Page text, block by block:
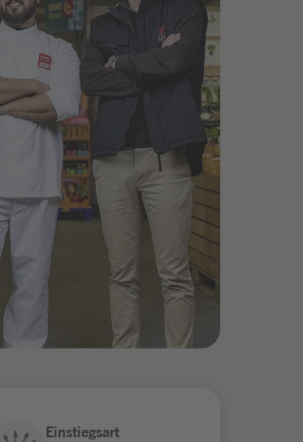
Einstiegsart